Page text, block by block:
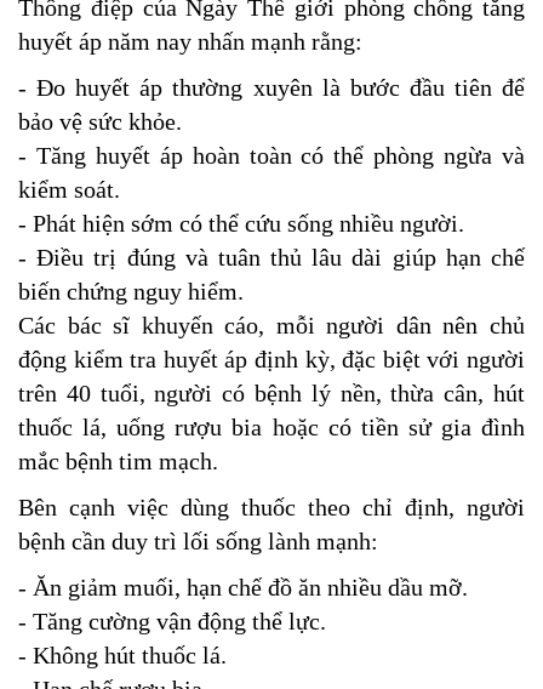
Thông điệp của Ngày Thế giới phòng chống tăng
huyết áp năm nay nhấn mạnh rằng:
- Đo huyết áp thường xuyên là bước đầu tiên để
bảo vệ sức khỏe.
- Tăng huyết áp hoàn toàn có thể phòng ngừa và
kiểm soát.
- Phát hiện sớm có thể cứu sống nhiều người.
- Điều trị đúng và tuân thủ lâu dài giúp hạn chế
biến chứng nguy hiểm.
Các bác sĩ khuyến cáo, mỗi người dân nên chủ
động kiểm tra huyết áp định kỳ, đặc biệt với người
trên 40 tuổi, người có bệnh lý nền, thừa cân, hút
thuốc lá, uống rượu bia hoặc có tiền sử gia đình
mắc bệnh tim mạch.
Bên cạnh việc dùng thuốc theo chỉ định, người
bệnh cần duy trì lối sống lành mạnh:
- Ăn giảm muối, hạn chế đồ ăn nhiều dầu mỡ.
- Tăng cường vận động thể lực.
- Không hút thuốc lá.